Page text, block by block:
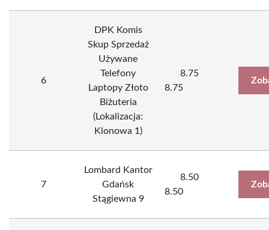
6
DPK Komis
Skup Sprzedaż
Używane
Telefony
Laptopy Złoto
Biżuteria
(Lokalizacja:
Klonowa 1)
8.75
8.75
7
Lombard Kantor
Gdańsk
Stągiewna 9
8.50
8.50